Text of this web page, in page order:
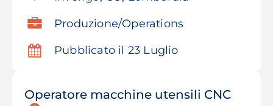
Produzione/Operations
Pubblicato il 23 Luglio
Operatore macchine utensili CNC